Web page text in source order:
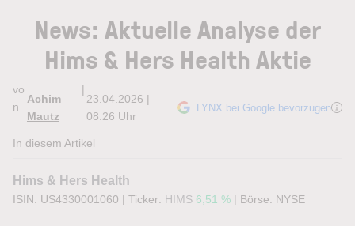
News: Aktuelle Analyse der
Hims & Hers Health Aktie
vo
n
Achim
Mautz
|
23.04.2026 |
08:26 Uhr
LYNX bei Google bevorzugen
In diesem Artikel
Hims & Hers Health
ISIN: US4330001060 | Ticker: HIMS 6,51 % | Börse: NYSE